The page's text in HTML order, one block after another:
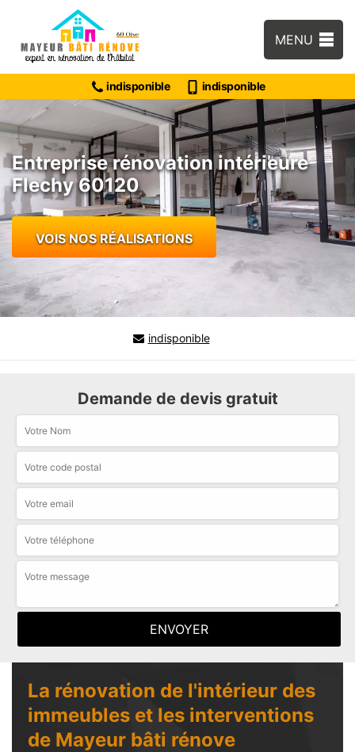
MENU
indisponible indisponible
Entreprise rénovation intérieure
Flechy 60120
VOIS NOS RÉALISATIONS
indisponible
Demande de devis gratuit
La rénovation de l'intérieur des
immeubles et les interventions
de Mayeur bâti rénove